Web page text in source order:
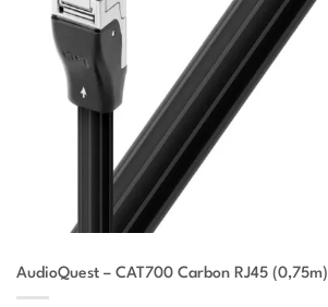
AudioQuest – CAT700 Carbon RJ45 (0,75m)